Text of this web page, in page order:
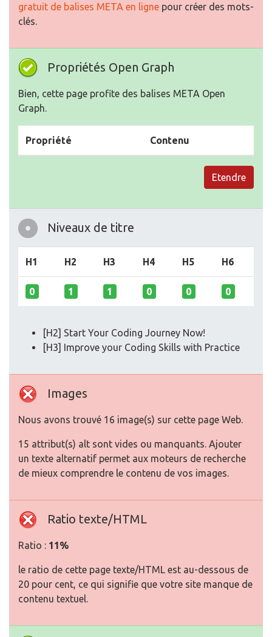
gratuit de balises META en ligne pour créer des mots-
clés.
Propriétés Open Graph
Bien, cette page profite des balises META Open
Graph.
Propriété Contenu
Etendre
Niveaux de titre
H1 H2 H3 H4 H5 H6
0 1 1 0 0 0
[H2] Start Your Coding Journey Now!
[H3] Improve your Coding Skills with Practice
Images
Nous avons trouvé 16 image(s) sur cette page Web.
15 attribut(s) alt sont vides ou manquants. Ajouter
un texte alternatif permet aux moteurs de recherche
de mieux comprendre le contenu de vos images.
Ratio texte/HTML
Ratio : 11%
le ratio de cette page texte/HTML est au-dessous de
20 pour cent, ce qui signifie que votre site manque de
contenu textuel.